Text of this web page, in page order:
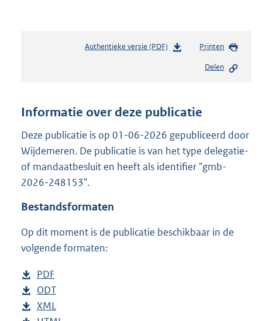
Authentieke versie (PDF)b
n
s
r
o
:
Printen
Delen
Informatie over deze publicatie
Deze publicatie is op 01-06-2026 gepubliceerd door
Wijdemeren. De publicatie is van het type delegatie-
of mandaatbesluit en heeft als identifier "gmb-
2026-248153".
Bestandsformaten
Op dit moment is de publicatie beschikbaar in de
volgende formaten:
D
o
w
PDF
e
s
D
o
ODT
D
XML